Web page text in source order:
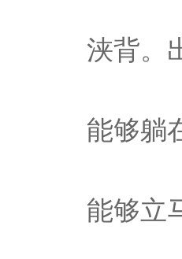
浃背。
能够躺
能够立